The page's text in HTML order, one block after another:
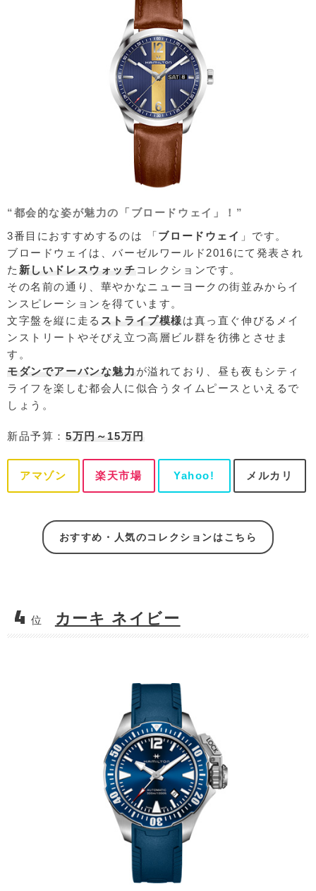
“都会的な姿が魅力の「ブロードウェイ」！”
3番目におすすめするのは 「ブロードウェイ 」です。
ブロードウェイは、バーゼルワールド2016にて発表され
た 新しいドレスウォッチ コレクションです。
その名前の通り、華やかなニューヨークの街並みからイ
ンスピレーションを得ています。
文字盤を縦に走る ストライプ模様は真っ直ぐ伸びるメイ
ンストリートやそびえ立つ高層ビル群を彷彿とさせま
す。
モダンでアーバンな魅力 が溢れており、昼も夜もシティ
ライフを楽しむ都会人に似合うタイムピースといえるで
しょう。
新品予算： 5万円～15万円
アマゾン 楽天市場 Yahoo! メルカリ
おすすめ・人気のコレクションはこちら
4 位 カーキ ネイビー